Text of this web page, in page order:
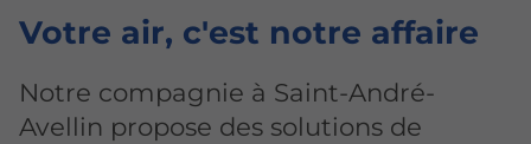
Votre air, c'est notre affaire
Notre compagnie à Saint-André-
Avellin propose des solutions de